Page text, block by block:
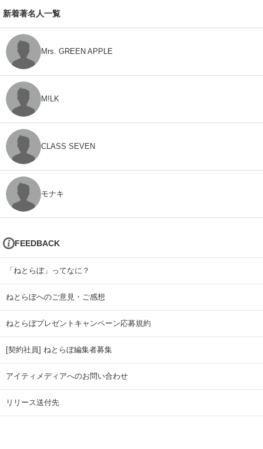
新着著名人一覧
Mrs. GREEN APPLE
M!LK
CLASS SEVEN
モナキ
FEEDBACK
「ねとらぼ」ってなに？
ねとらぼへのご意見・ご感想
ねとらぼプレゼントキャンペーン応募規約
[契約社員] ねとらぼ編集者募集
アイティメディアへのお問い合わせ
リリース送付先